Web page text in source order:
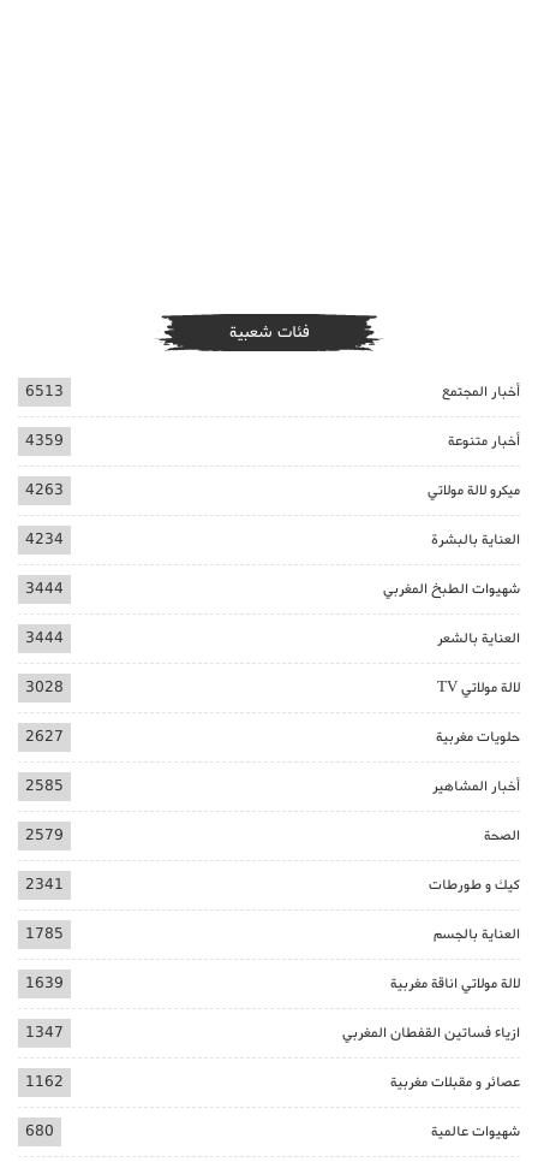
فئات شعبية
أخبار المجتمع 6513
أخبار متنوعة 4359
ميكرو لالة مولاتي 4263
العناية بالبشرة 4234
شهيوات الطبخ المغربي 3444
العناية بالشعر 3444
لالة مولاتي TV 3028
حلويات مغربية 2627
أخبار المشاهير 2585
الصحة 2579
كيك و طورطات 2341
العناية بالجسم 1785
لالة مولاتي اناقة مغربية 1639
ازياء فساتين القفطان المغربي 1347
عصائر و مقبلات مغربية 1162
شهيوات عالمية 680